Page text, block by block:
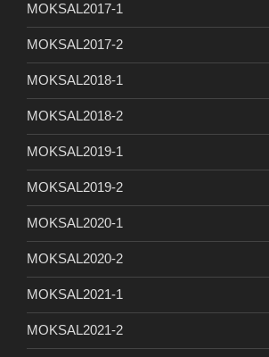
MOKSAL2017-1
MOKSAL2017-2
MOKSAL2018-1
MOKSAL2018-2
MOKSAL2019-1
MOKSAL2019-2
MOKSAL2020-1
MOKSAL2020-2
MOKSAL2021-1
MOKSAL2021-2